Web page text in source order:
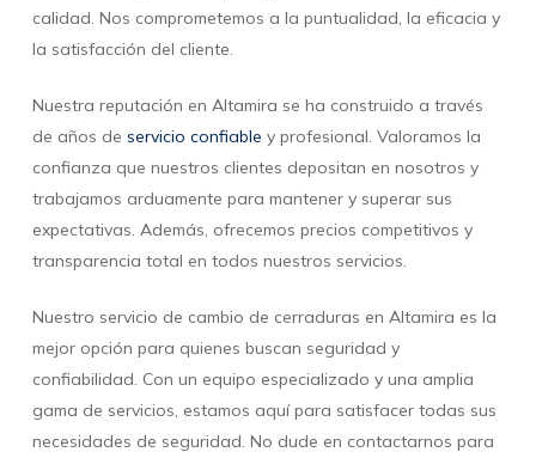
calidad. Nos comprometemos a la puntualidad, la eficacia y
la satisfacción del cliente.
Nuestra reputación en Altamira se ha construido a través
de años de servicio confiable y profesional. Valoramos la
confianza que nuestros clientes depositan en nosotros y
trabajamos arduamente para mantener y superar sus
expectativas. Además, ofrecemos precios competitivos y
transparencia total en todos nuestros servicios.
Nuestro servicio de cambio de cerraduras en Altamira es la
mejor opción para quienes buscan seguridad y
confiabilidad. Con un equipo especializado y una amplia
gama de servicios, estamos aquí para satisfacer todas sus
necesidades de seguridad. No dude en contactarnos para